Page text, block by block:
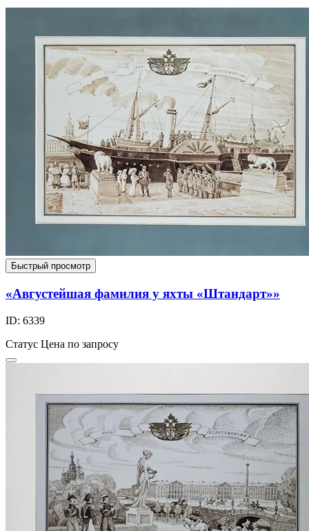
Быстрый просмотр
«Августейшая фамилия у яхты «Штандарт»»
ID: 6339
Статус Цена по запросу